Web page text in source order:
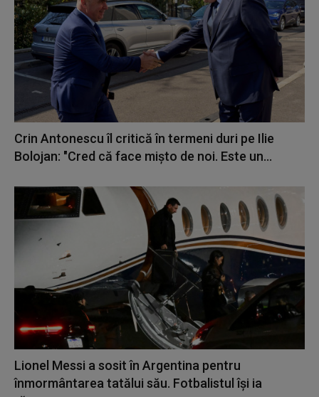
Crin Antonescu îl critică în termeni duri pe Ilie
Bolojan: "Cred că face mișto de noi. Este un...
Lionel Messi a sosit în Argentina pentru
înmormântarea tatălui său. Fotbalistul își ia